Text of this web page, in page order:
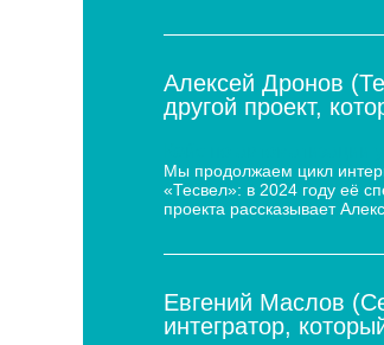
Алексей Дронов
другой проект,
Мы продолжаем цикл
«Тесвел»: в 2024 году её
проекта рассказывает
Евгений Маслов
интегратор,